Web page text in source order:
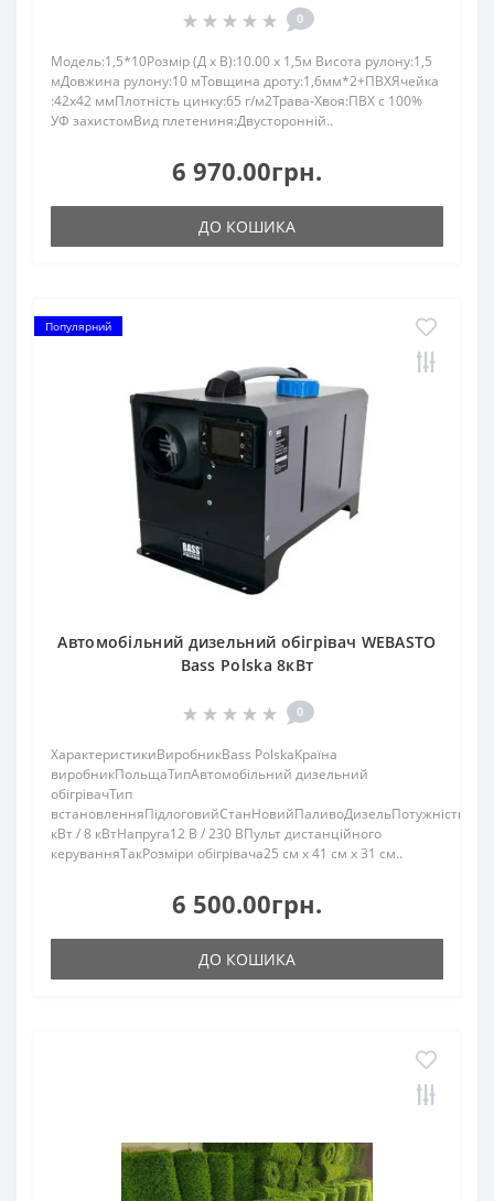
0
Модель:1,5*10Розмір (Д x В):10.00 x 1,5м Висота рулону:1,5
мДовжина рулону:10 мТовщина дроту:1,6мм*2+ПВХЯчейка
:42х42 ммПлотність цинку:65 г/м2Трава-Хвоя:ПBX c 100%
УФ зaхистомВид плетениня:Двусторонній..
6 970.00грн.
ДО КОШИКА
Популярний
Автомобільний дизельний обігрівач WEBASTO
Bass Polska 8кВт
0
ХарактеристикиВиробникBass PolskaКраїна
виробникПольщаТипАвтомобільний дизельний
обігрівачТип
встановленняПідлоговийСтанНовийПаливоДизельПотужність5
кВт / 8 кВтНапруга12 В / 230 ВПульт дистанційного
керуванняТакРозміри обігрівача25 см x 41 см x 31 см..
6 500.00грн.
ДО КОШИКА